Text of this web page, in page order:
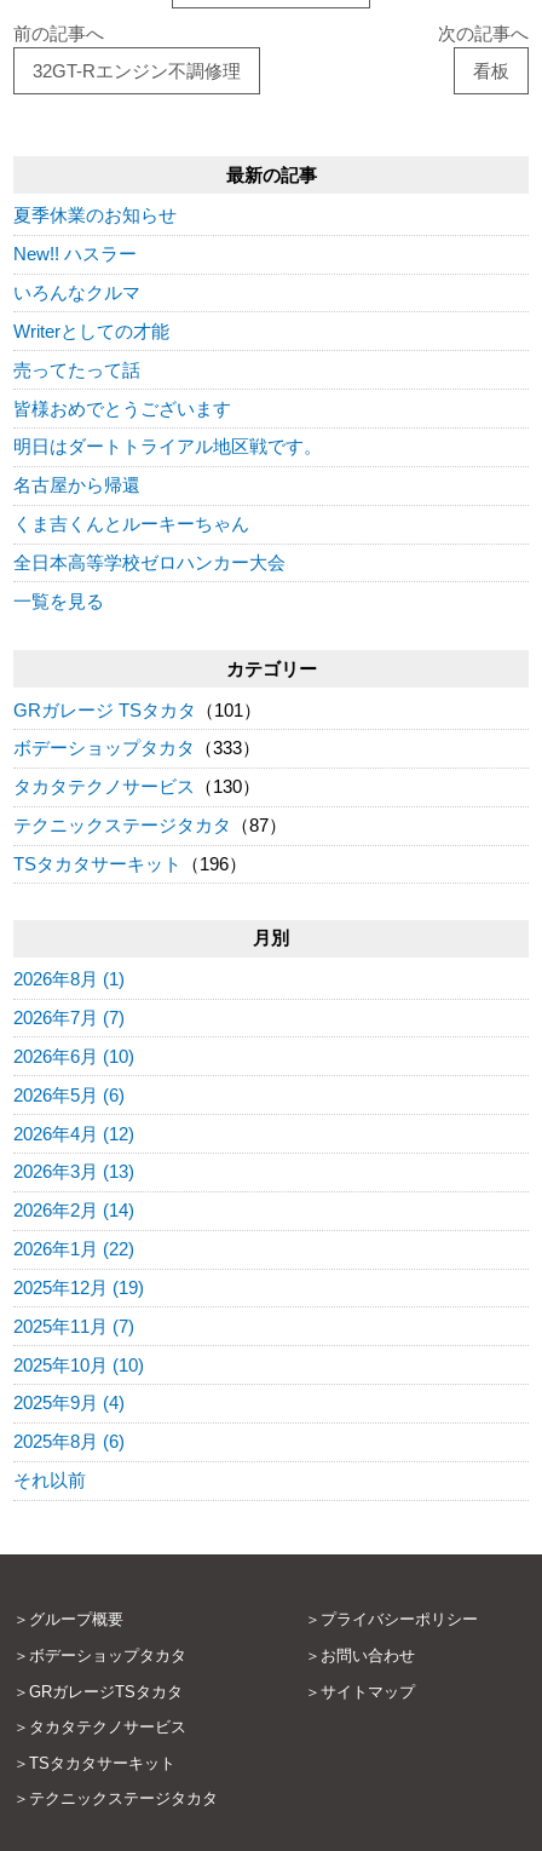
前の記事へ
32GT-Rエンジン不調修理
次の記事へ
看板
最新の記事
夏季休業のお知らせ
New!! ハスラー
いろんなクルマ
Writerとしての才能
売ってたって話
皆様おめでとうございます
明日はダートトライアル地区戦です。
名古屋から帰還
くま吉くんとルーキーちゃん
全日本高等学校ゼロハンカー大会
一覧を見る
カテゴリー
GRガレージ TSタカタ
（101）
ボデーショップタカタ
（333）
タカタテクノサービス
（130）
テクニックステージタカタ
（87）
TSタカタサーキット
（196）
月別
2026年8月 (1)
2026年7月 (7)
2026年6月 (10)
2026年5月 (6)
2026年4月 (12)
2026年3月 (13)
2026年2月 (14)
2026年1月 (22)
2025年12月 (19)
2025年11月 (7)
2025年10月 (10)
2025年9月 (4)
2025年8月 (6)
それ以前
グループ概要
ボデーショップタカタ
GRガレージTSタカタ
タカタテクノサービス
TSタカタサーキット
テクニックステージタカタ
プライバシーポリシー
お問い合わせ
サイトマップ